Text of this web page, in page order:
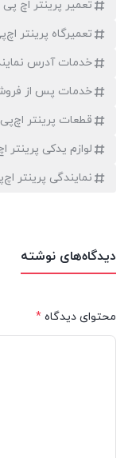
تعمیر پرینتر اچ پی
تعمیرگاه پرینتر
خدمات آدرس
خدمات پس از فروش
قطعات پرینتر اچ‌پی
لوازم یدکی پرینتر
نمایندگی پرینتر
دیدگاه‌های نوشته
محتوای دیدگاه *